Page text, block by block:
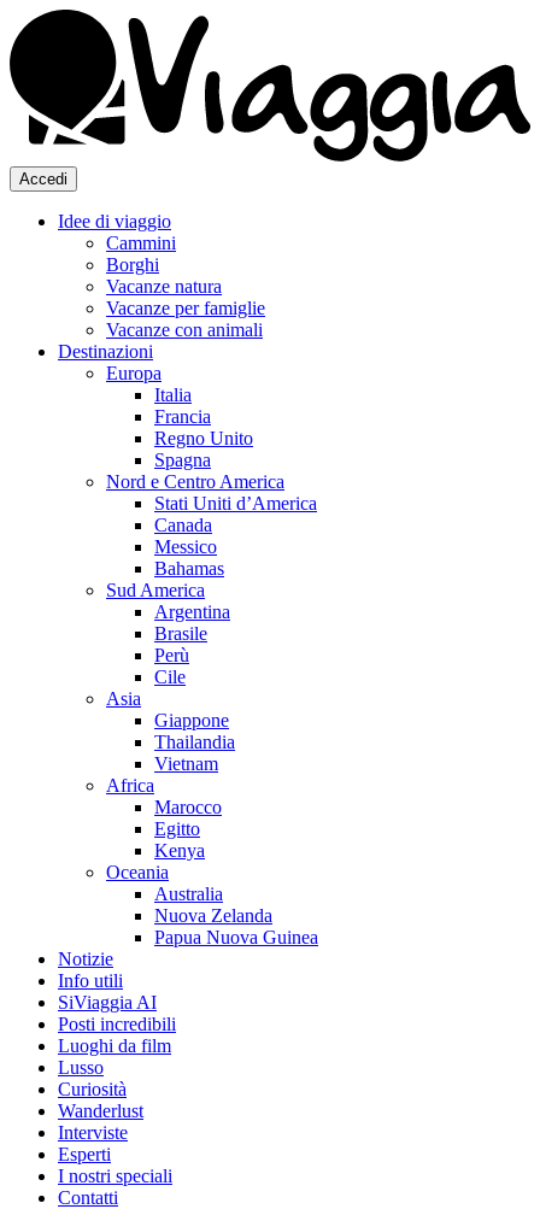
Accedi
Idee di viaggio
Cammini
Borghi
Vacanze natura
Vacanze per famiglie
Vacanze con animali
Destinazioni
Europa
Italia
Francia
Regno Unito
Spagna
Nord e Centro America
Stati Uniti d’America
Canada
Messico
Bahamas
Sud America
Argentina
Brasile
Perù
Cile
Asia
Giappone
Thailandia
Vietnam
Africa
Marocco
Egitto
Kenya
Oceania
Australia
Nuova Zelanda
Papua Nuova Guinea
Notizie
Info utili
SiViaggia AI
Posti incredibili
Luoghi da film
Lusso
Curiosità
Wanderlust
Interviste
Esperti
I nostri speciali
Contatti